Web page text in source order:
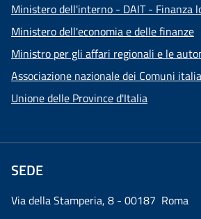
Ministero dell'interno - DAIT - Finanza
Ministero dell'economia e delle finanze
Ministro per gli affari regionali e le
Associazione nazionale dei Comuni
Unione delle Province d'Italia
SEDE
Via della Stamperia, 8 - 00187 Roma